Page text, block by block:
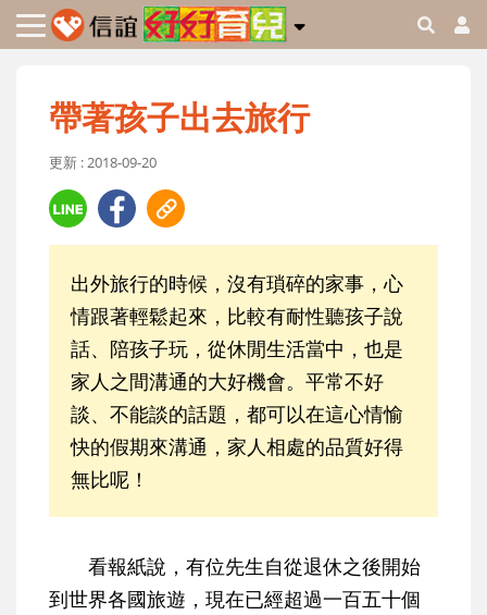
帶著孩子出去旅行
更新 : 2018-09-20
出外旅行的時候，沒有瑣碎的家事，心
情跟著輕鬆起來，比較有耐性聽孩子說
話、陪孩子玩，從休閒生活當中，也是
家人之間溝通的大好機會。平常不好
談、不能談的話題，都可以在這心情愉
快的假期來溝通，家人相處的品質好得
無比呢！
看報紙說，有位先生自從退休之後開始
到世界各國旅遊，現在已經超過一百五十個